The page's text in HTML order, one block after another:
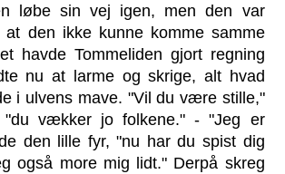
løbe sin vej igen, men den var
at den ikke kunne komme samme
havde Tommeliden gjort regning
nu at larme og skrige, alt hvad
i ulvens mave. "Vil du være stille,"
"du vækker jo folkene." - "Jeg er
den lille fyr, "nu har du spist dig
også more mig lidt." Derpå skreg